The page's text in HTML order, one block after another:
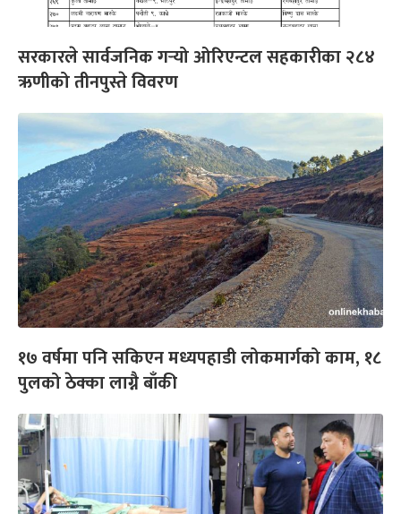
सरकारले सार्वजनिक गर्‍यो ओरिएन्टल सहकारीका २८४
ऋणीको तीनपुस्ते विवरण
१७ वर्षमा पनि सकिएन मध्यपहाडी लोकमार्गको काम, १८
पुलको ठेक्का लाग्नै बाँकी